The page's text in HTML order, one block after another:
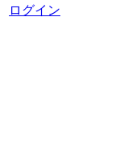
ログイン